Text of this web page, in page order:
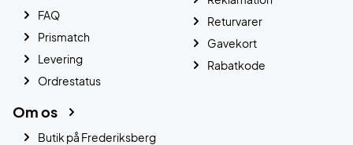
FAQ
Prismatch
Levering
Ordrestatus
Returvarer
Gavekort
Rabatkode
Om os
Butik på Frederiksberg